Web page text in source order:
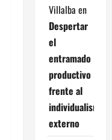
Villalba en
Despertar
el
entramado
productivo
frente al
individualismo
externo